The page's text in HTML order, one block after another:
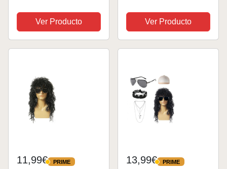
Disfraz, Rockera
Disfraz Años 80,
Disfraz Hippie Peluca
Peace Gafas de Sol...
Ver Producto
rockero, foto
sublimación impresa
camiseta, miembro de
Ver Producto
11,99€ PRIME
PRIME 13,99€ PRIME
PRIME